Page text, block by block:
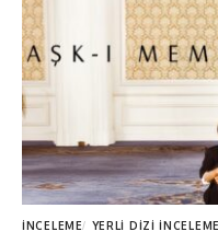
İNCELEME YERLI DIZI İNCELEME